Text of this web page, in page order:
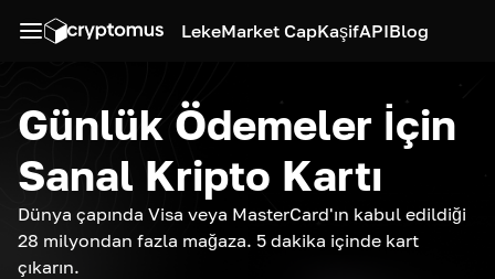
LekeMarket CapKaşifAPIBlog
Günlük Ödemeler İçin
Sanal Kripto Kartı
Dünya çapında Visa veya MasterCard'ın kabul edildiği
28 milyondan fazla mağaza. 5 dakika içinde kart
çıkarın.